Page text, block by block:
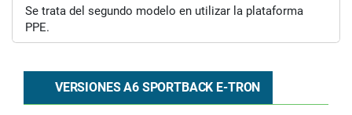
Se trata del segundo modelo en utilizar la plataforma
PPE.
VERSIONES A6 SPORTBACK E-TRON